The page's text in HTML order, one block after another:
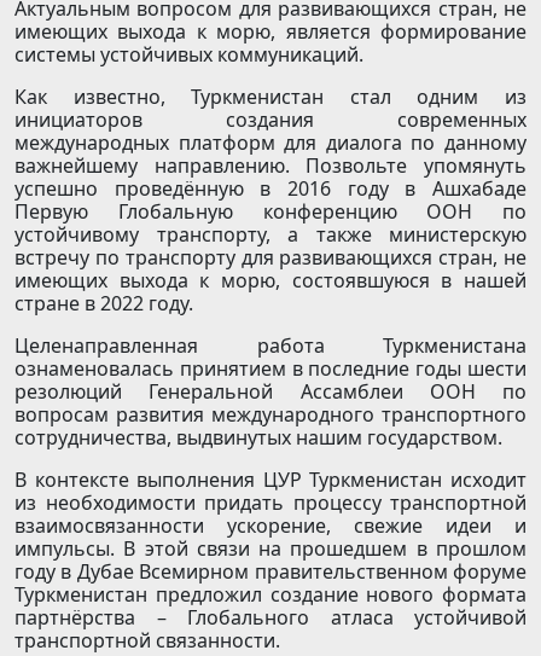
Актуальным вопросом для развивающихся стран, не
имеющих выхода к морю, является формирование
системы устойчивых коммуникаций.
Как известно, Туркменистан стал одним из
инициаторов создания современных
международных платформ для диалога по данному
важнейшему направлению. Позвольте упомянуть
успешно проведённую в 2016 году в Ашхабаде
Первую Глобальную конференцию ООН по
устойчивому транспорту, а также министерскую
встречу по транспорту для развивающихся стран, не
имеющих выхода к морю, состоявшуюся в нашей
стране в 2022 году.
Целенаправленная работа Туркменистана
ознаменовалась принятием в последние годы шести
резолюций Генеральной Ассамблеи ООН по
вопросам развития международного транспортного
сотрудничества, выдвинутых нашим государством.
В контексте выполнения ЦУР Туркменистан исходит
из необходимости придать процессу транспортной
взаимосвязанности ускорение, свежие идеи и
импульсы. В этой связи на прошедшем в прошлом
году в Дубае Всемирном правительственном форуме
Туркменистан предложил создание нового формата
партнёрства – Глобального атласа устойчивой
транспортной связанности.